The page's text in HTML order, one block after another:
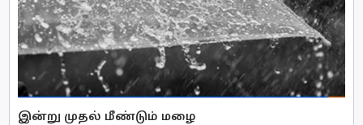
இன்று முதல் மீண்டும் மழை